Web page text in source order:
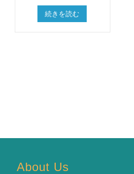
続きを読む
About Us